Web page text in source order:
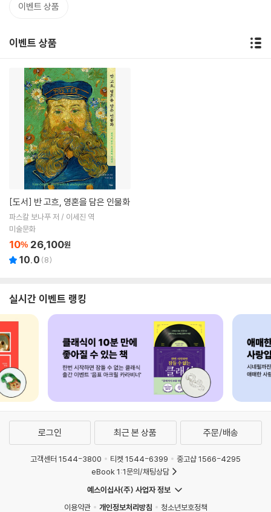
이벤트 상품
이벤트 상품
[도서] 반 고흐, 영혼을 담은 인물화
파스칼 보나푸 저 / 이세진 역
미술문화
10% 26,100원
10.0 (8)
실시간 이벤트 랭킹
로그인 최근 본 상품 주문/배송
고객센터 1544-3800 티켓 1544-6399
중고샵 1566-4295
eBook 1:1문의/채팅상담
예스이십사(주) 사업자 정보
이용약관
개인정보처리방침 청소년보호정책